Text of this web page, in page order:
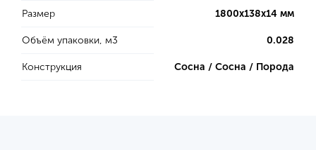
Размер 1800х138х14 мм
Объём упаковки, м3 0.028
Конструкция Сосна / Сосна / Порода